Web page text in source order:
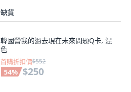
缺貨
韓國營我的過去現在未來問題Q卡, 混
色
首購折扣價$552
54% $250